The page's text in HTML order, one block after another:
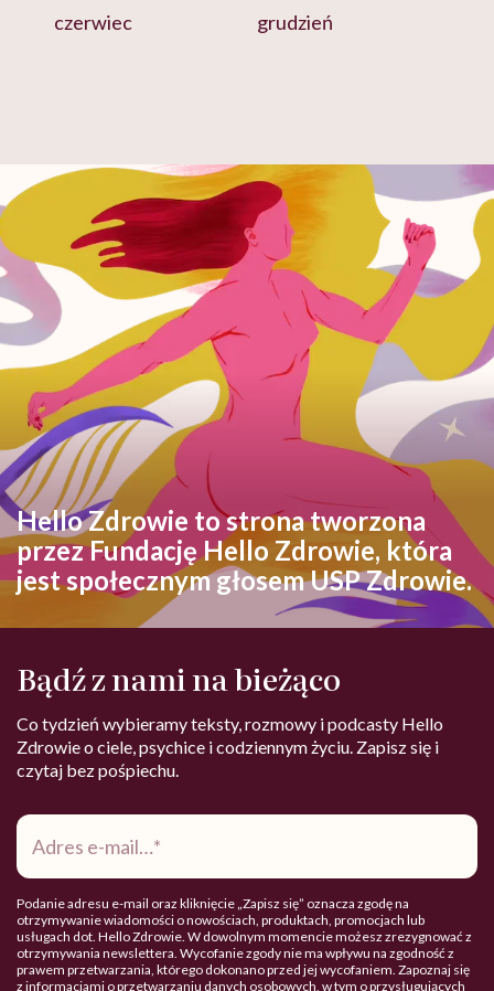
czerwiec
grudzień
Hello Zdrowie to strona tworzona
przez Fundację Hello Zdrowie, która
jest społecznym głosem USP Zdrowie.
Bądź z nami na bieżąco
Co tydzień wybieramy teksty, rozmowy i podcasty Hello
Zdrowie o ciele, psychice i codziennym życiu. Zapisz się i
czytaj bez pośpiechu.
Adres
mail*
Podanie adresu e-mail oraz kliknięcie „Zapisz się” oznacza zgodę na
otrzymywanie wiadomości o nowościach, produktach, promocjach lub
usługach dot. Hello Zdrowie. W dowolnym momencie możesz zrezygnować z
otrzymywania newslettera. Wycofanie zgody nie ma wpływu na zgodność z
prawem przetwarzania, którego dokonano przed jej wycofaniem. Zapoznaj się
z informacjami o przetwarzaniu danych osobowych, w tym o przysługujących